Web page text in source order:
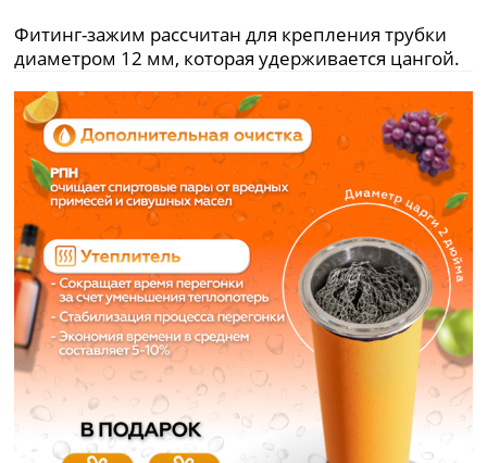
Фитинг-зажим рассчитан для крепления трубки
диаметром 12 мм, которая удерживается цангой.